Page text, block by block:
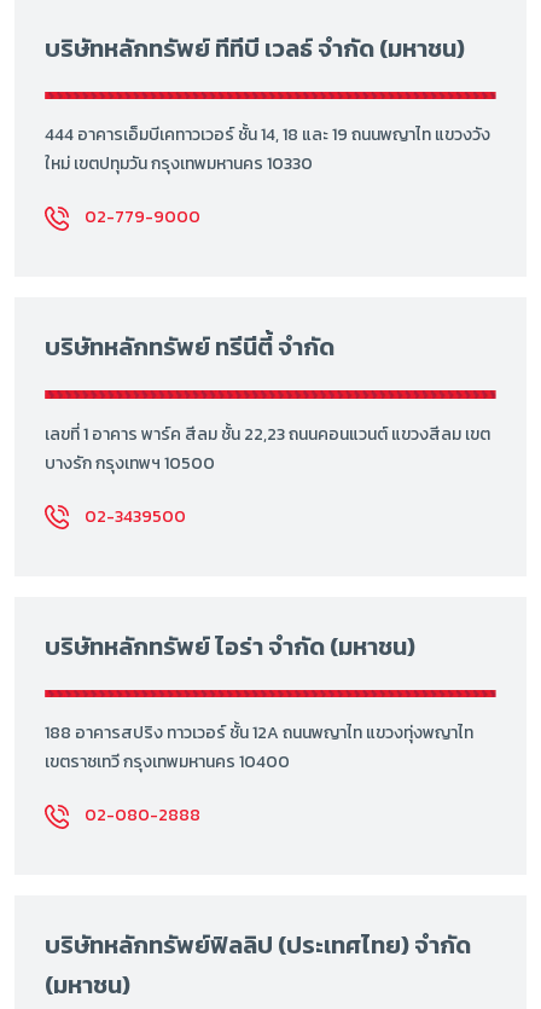
บริษัทหลักทรัพย์ ทีทีบี เวลธ์ จำกัด (มหาชน)
444 อาคารเอ็มบีเคทาวเวอร์ ชั้น 14, 18 และ 19 ถนนพญาไท แขวงวัง
ใหม่ เขตปทุมวัน กรุงเทพมหานคร 10330
02-779-9000
บริษัทหลักทรัพย์ ทรีนีตี้ จำกัด
เลขที่ 1 อาคาร พาร์ค สีลม ชั้น 22,23 ถนนคอนแวนต์ แขวงสีลม เขต
บางรัก กรุงเทพฯ 10500
02-3439500
บริษัทหลักทรัพย์ ไอร่า จำกัด (มหาชน)
188 อาคารสปริง ทาวเวอร์ ชั้น 12A ถนนพญาไท แขวงทุ่งพญาไท
เขตราชเทวี กรุงเทพมหานคร 10400
02-080-2888
บริษัทหลักทรัพย์ฟิลลิป (ประเทศไทย) จำกัด
(มหาชน)